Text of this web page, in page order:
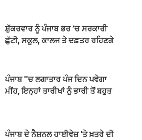
ਸ਼ੁੱਕਰਵਾਰ ਨੂੰ ਪੰਜਾਬ ਭਰ ’ਚ ਸਰਕਾਰੀ
ਛੁੱਟੀ, ਸਕੂਲ, ਕਾਲਜ ਤੇ ਦਫ਼ਤਰ ਰਹਿਣਗੇ
ਪੰਜਾਬ ''ਚ ਲਗਾਤਾਰ ਪੰਜ ਦਿਨ ਪਵੇਗਾ
ਮੀਂਹ, ਇਨ੍ਹਾਂ ਤਾਰੀਖਾਂ ਨੂੰ ਭਾਰੀ ਤੋਂ ਬਹੁਤ
ਪੰਜਾਬ ਦੇ ਨੈਸ਼ਨਲ ਹਾਈਵੇਜ਼ 'ਤੇ ਖ਼ਤਰੇ ਦੀ